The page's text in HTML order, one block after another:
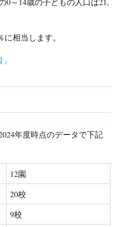
相当します。
年度時点のデータで下記
12園
20校
9校